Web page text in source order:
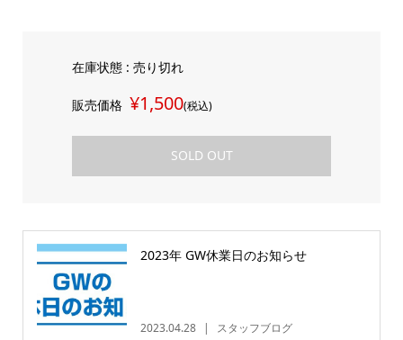
在庫状態 : 売り切れ
販売価格 ¥1,500(税込)
SOLD OUT
2023年 GW休業日のお知らせ
2023.04.28 スタッフブログ